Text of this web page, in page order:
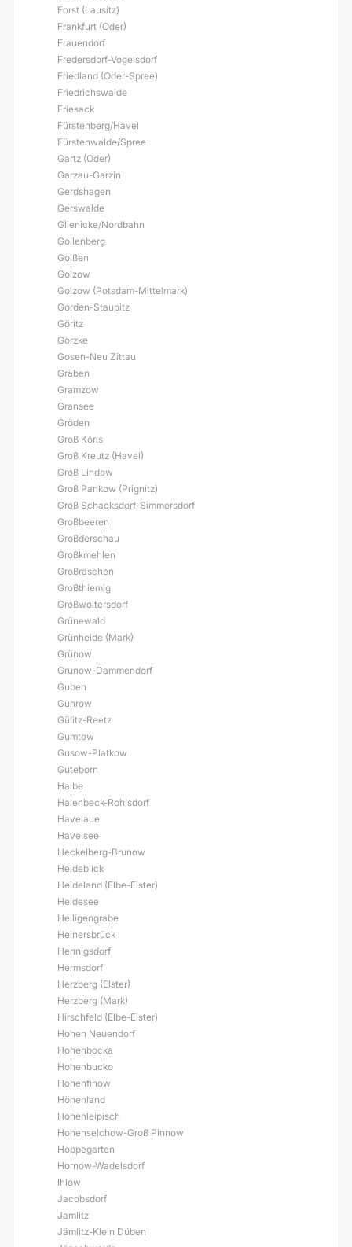
Forst (Lausitz)
Frankfurt (Oder)
Frauendorf
Fredersdorf-Vogelsdorf
Friedland (Oder-Spree)
Friedrichswalde
Friesack
Fürstenberg/Havel
Fürstenwalde/Spree
Gartz (Oder)
Garzau-Garzin
Gerdshagen
Gerswalde
Glienicke/Nordbahn
Gollenberg
Golßen
Golzow
Golzow (Potsdam-Mittelmark)
Gorden-Staupitz
Göritz
Görzke
Gosen-Neu Zittau
Gräben
Gramzow
Gransee
Gröden
Groß Köris
Groß Kreutz (Havel)
Groß Lindow
Groß Pankow (Prignitz)
Groß Schacksdorf-Simmersdorf
Großbeeren
Großderschau
Großkmehlen
Großräschen
Großthiemig
Großwoltersdorf
Grünewald
Grünheide (Mark)
Grünow
Grunow-Dammendorf
Guben
Guhrow
Gülitz-Reetz
Gumtow
Gusow-Platkow
Guteborn
Halbe
Halenbeck-Rohlsdorf
Havelaue
Havelsee
Heckelberg-Brunow
Heideblick
Heideland (Elbe-Elster)
Heidesee
Heiligengrabe
Heinersbrück
Hennigsdorf
Hermsdorf
Herzberg (Elster)
Herzberg (Mark)
Hirschfeld (Elbe-Elster)
Hohen Neuendorf
Hohenbocka
Hohenbucko
Hohenfinow
Höhenland
Hohenleipisch
Hohenselchow-Groß Pinnow
Hoppegarten
Hornow-Wadelsdorf
Ihlow
Jacobsdorf
Jamlitz
Jämlitz-Klein Düben